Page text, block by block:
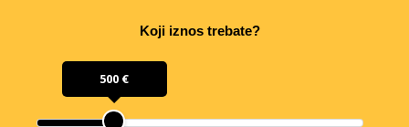
Koji iznos trebate?
500 €